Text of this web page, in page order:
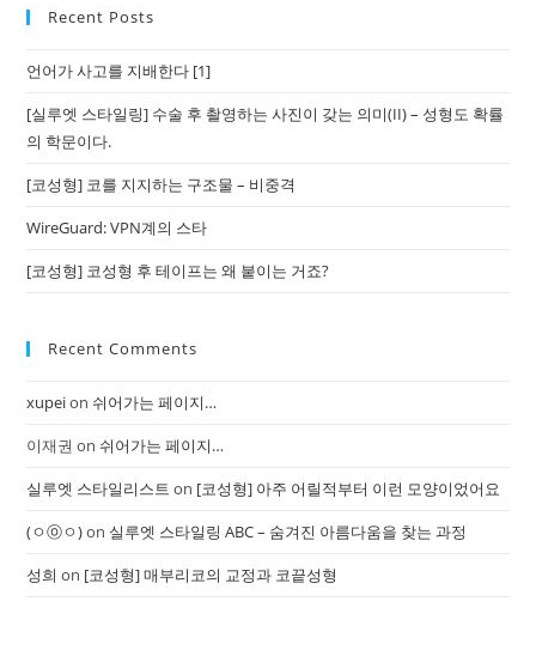
Recent Posts
언어가 사고를 지배한다 [1]
[실루엣 스타일링] 수술 후 촬영하는 사진이 갖는 의미(II) – 성형도 확률
의 학문이다.
[코성형] 코를 지지하는 구조물 – 비중격
WireGuard: VPN계의 스타
[코성형] 코성형 후 테이프는 왜 붙이는 거죠?
Recent Comments
xupeion 쉬어가는 페이지…
이재권 on 쉬어가는 페이지…
실루엣 스타일리스트 on [코성형] 아주 어릴적부터 이런 모양이었어요
(ㅇⓞㅇ)on 실루엣 스타일링 ABC – 숨겨진 아름다움을 찾는 과정
성희 on [코성형] 매부리코의 교정과 코끝성형